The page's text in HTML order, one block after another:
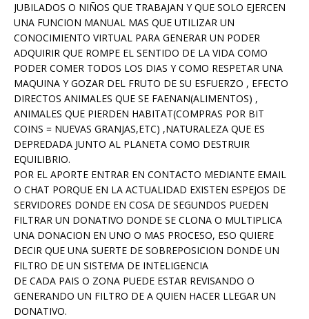
JUBILADOS O NIÑOS QUE TRABAJAN Y QUE SOLO EJERCEN
UNA FUNCION MANUAL MAS QUE UTILIZAR UN
CONOCIMIENTO VIRTUAL PARA GENERAR UN PODER
ADQUIRIR QUE ROMPE EL SENTIDO DE LA VIDA COMO
PODER COMER TODOS LOS DIAS Y COMO RESPETAR UNA
MAQUINA Y GOZAR DEL FRUTO DE SU ESFUERZO , EFECTO
DIRECTOS ANIMALES QUE SE FAENAN(ALIMENTOS) ,
ANIMALES QUE PIERDEN HABITAT(COMPRAS POR BIT
COINS = NUEVAS GRANJAS,ETC) ,NATURALEZA QUE ES
DEPREDADA JUNTO AL PLANETA COMO DESTRUIR
EQUILIBRIO.
POR EL APORTE ENTRAR EN CONTACTO MEDIANTE EMAIL
O CHAT PORQUE EN LA ACTUALIDAD EXISTEN ESPEJOS DE
SERVIDORES DONDE EN COSA DE SEGUNDOS PUEDEN
FILTRAR UN DONATIVO DONDE SE CLONA O MULTIPLICA
UNA DONACION EN UNO O MAS PROCESO, ESO QUIERE
DECIR QUE UNA SUERTE DE SOBREPOSICION DONDE UN
FILTRO DE UN SISTEMA DE INTELIGENCIA
DE CADA PAIS O ZONA PUEDE ESTAR REVISANDO O
GENERANDO UN FILTRO DE A QUIEN HACER LLEGAR UN
DONATIVO.